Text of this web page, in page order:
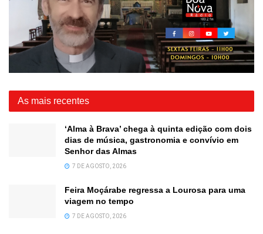
As mais recentes
‘Alma à Brava’ chega à quinta edição com dois
dias de música, gastronomia e convívio em
Senhor das Almas
7 DE AGOSTO, 2026
Feira Moçárabe regressa a Lourosa para uma
viagem no tempo
7 DE AGOSTO, 2026